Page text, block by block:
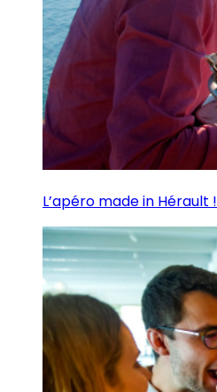
L’apéro made in Hérault !